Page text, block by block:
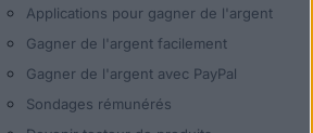
Applications pour gagner de l'argent
Gagner de l'argent facilement
Gagner de l'argent avec PayPal
Sondages rémunérés